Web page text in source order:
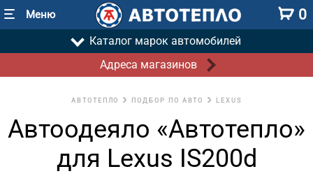
Меню 0
Каталог марок автомобилей
Адреса магазинов
АВТОТЕПЛО ПОДБОР ПО АВТО LEXUS
Автоодеяло «Автотепло»
для Lexus IS200d